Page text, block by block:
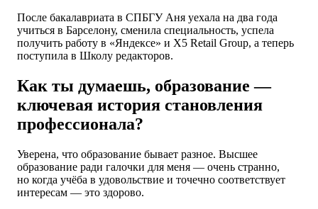
После бакалавриата в СПБГУ Аня уехала на два года
учиться в Барселону, сменила специальность, успела
получить работу в «Яндексе» и X5 Retail Group, а теперь
поступила в Школу редакторов.
Как ты думаешь, образование —
ключевая история становления
профессионала?
Уверена, что образование бывает разное. Высшее
образование ради галочки для меня — очень странно,
но когда учёба в удовольствие и точечно соответствует
интересам — это здорово.